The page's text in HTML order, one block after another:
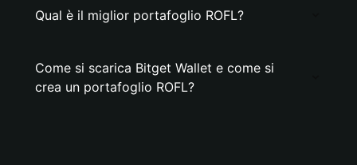
Qual è il miglior portafoglio ROFL?
Come si scarica Bitget Wallet e come si
crea un portafoglio ROFL?